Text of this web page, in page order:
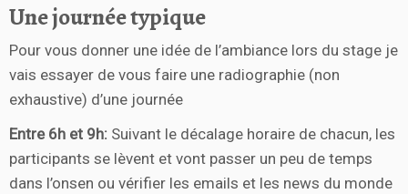
Une journée typique
Pour vous donner une idée de l’ambiance lors du stage je
vais essayer de vous faire une radiographie (non
exhaustive) d’une journée
Entre 6h et 9h: Suivant le décalage horaire de chacun, les
participants se lèvent et vont passer un peu de temps
dans l’onsen ou vérifier les emails et les news du monde